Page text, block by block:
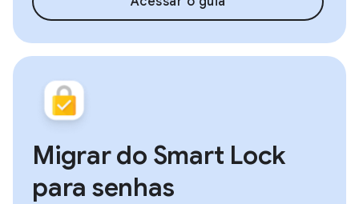
Migrar do Smart Lock
para senhas